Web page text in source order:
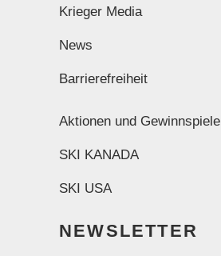
Krieger Media
News
Barrierefreiheit
Aktionen und Gewinnspiele
SKI KANADA
SKI USA
NEWSLETTER